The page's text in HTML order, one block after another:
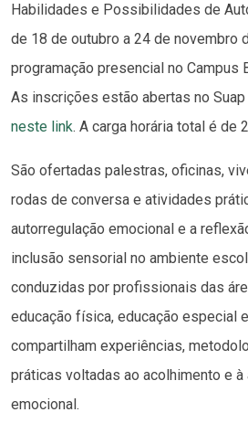
Habilidades e Possibilidades de
de 18 de outubro a 24 de novembro
programação presencial no Campus
As inscrições estão abertas no
neste link. A carga horária total é de
São ofertadas palestras, oficinas,
rodas de conversa e atividades
autorregulação emocional e a
inclusão sensorial no ambiente
conduzidas por profissionais das
educação física, educação especial
compartilham experiências,
práticas voltadas ao acolhimento e
emocional.